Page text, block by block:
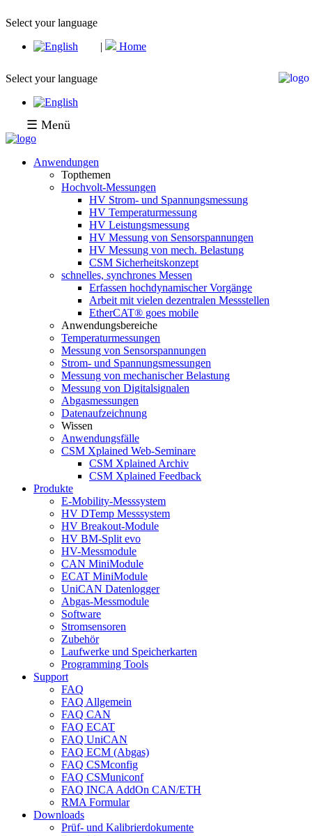
Select your language
|
Home
Select your language
☰ Menü
Anwendungen
Topthemen
Hochvolt-Messungen
HV Strom- und Spannungsmessung
HV Temperaturmessung
HV Leistungsmessung
HV Messung von Sensorspannungen
HV Messung von mech. Belastung
CSM Sicherheitskonzept
schnelles, synchrones Messen
Erfassen hochdynamischer Vorgänge
Arbeit mit vielen dezentralen Messstellen
EtherCAT® goes mobile
Anwendungsbereiche
Temperaturmessungen
Messung von Sensorspannungen
Strom- und Spannungsmessungen
Messung von mechanischer Belastung
Messung von Digitalsignalen
Abgasmessungen
Datenaufzeichnung
Wissen
Anwendungsfälle
CSM Xplained Web-Seminare
CSM Xplained Archiv
CSM Xplained Feedback
Produkte
E-Mobility-Messsystem
HV DTemp Messsystem
HV Breakout-Module
HV BM-Split evo
HV-Messmodule
CAN MiniModule
ECAT MiniModule
UniCAN Datenlogger
Abgas-Messmodule
Software
Stromsensoren
Zubehör
Laufwerke und Speicherkarten
Programming Tools
Support
FAQ
FAQ Allgemein
FAQ CAN
FAQ ECAT
FAQ UniCAN
FAQ ECM (Abgas)
FAQ CSMconfig
FAQ CSMuniconf
FAQ INCA AddOn CAN/ETH
RMA Formular
Downloads
Prüf- und Kalibrierdokumente